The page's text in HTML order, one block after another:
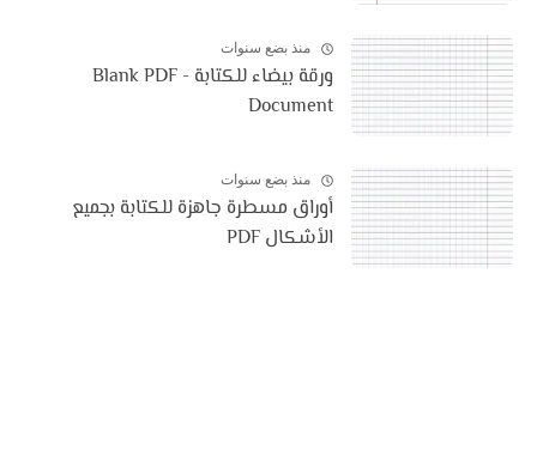
منذ بضع سنوات
ورقة بيضاء للكتابة - Blank PDF
Document
منذ بضع سنوات
أوراق مسطرة جاهزة للكتابة بجميع
الأشكال PDF